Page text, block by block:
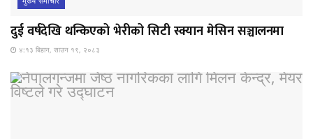
दुई वर्षदेखि थन्किएको भेरीको सिटी स्क्यान मेसिन सञ्चालनमा
४:१३ बिहान, साउन १९, २०८३